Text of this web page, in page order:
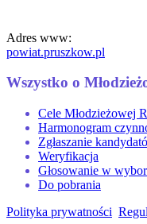
Adres www:
powiat.pruszkow.pl
Wszystko o
Cele Młodzieżowej
Harmonogram
Zgłaszanie
Weryfikacja
Głosowanie w
Do pobrania
Polityka prywatności